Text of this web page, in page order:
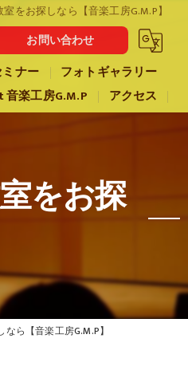
をお探しなら【音楽工房G.M.P】
お問い合わせ
ナー
フォトギャラリー
楽工房G.M.P アクセス
をお探
ら【音楽工房G.M.P】